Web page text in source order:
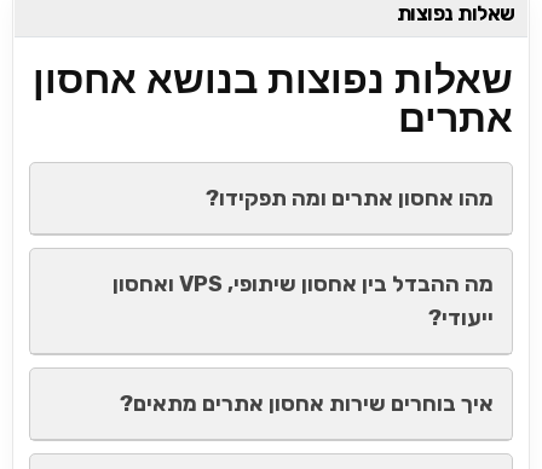
שאלות נפוצות
שאלות נפוצות בנושא אחסון
אתרים
מהו אחסון אתרים ומה תפקידו?
מה ההבדל בין אחסון שיתופי, VPS ואחסון
ייעודי?
איך בוחרים שירות אחסון אתרים מתאים?